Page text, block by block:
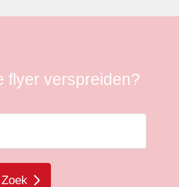
flyer verspreiden?
Zoek